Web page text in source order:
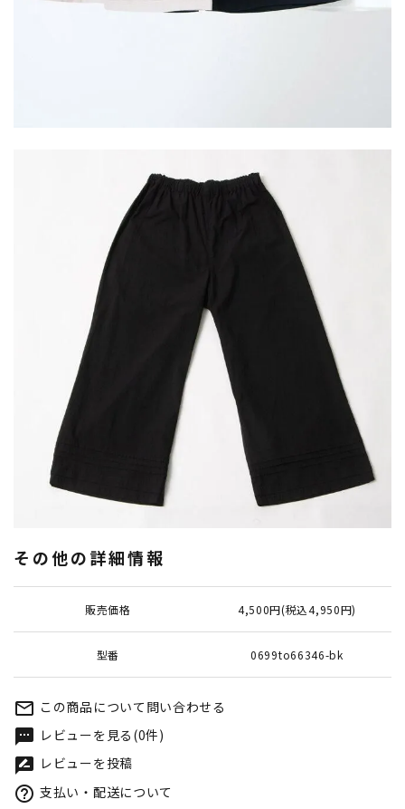
その他の詳細情報
販売価格 4,500円(税込4,950円)
型番 0699to66346-bk
mail_outline この商品について問い合わせる
textsms レビューを見る(0件)
rate_review レビューを投稿
help_outline 支払い・配送について